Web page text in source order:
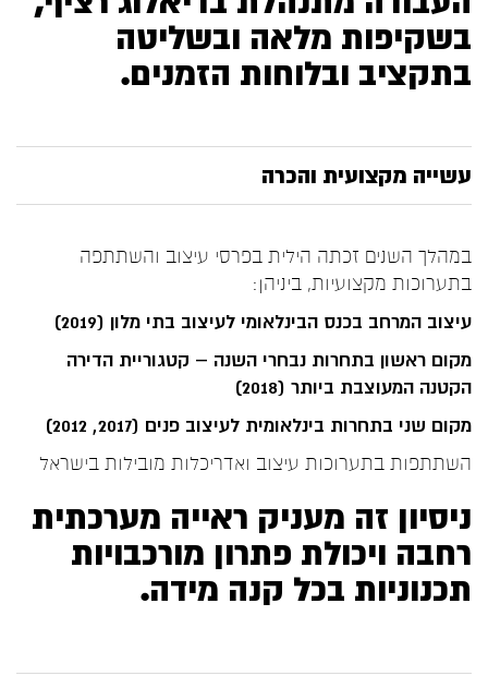
בשקיפות מלאה ובשליטה
בתקציב ובלוחות הזמנים.
עשייה מקצועית והכרה
במהלך השנים זכתה הילית בפרסי עיצוב והשתתפה
בתערוכות מקצועיות, ביניהן:
עיצוב המרחב בכנס הבינלאומי לעיצוב בתי מלון (2019)
מקום ראשון בתחרות נבחרי השנה – קטגוריית הדירה
הקטנה המעוצבת ביותר (2018)
מקום שני בתחרות בינלאומית לעיצוב פנים (2017, 2012)
השתתפות בתערוכות עיצוב ואדריכלות מובילות בישראל
ניסיון זה מעניק ראייה מערכתית
רחבה ויכולת פתרון מורכבויות
תכנוניות בכל קנה מידה.